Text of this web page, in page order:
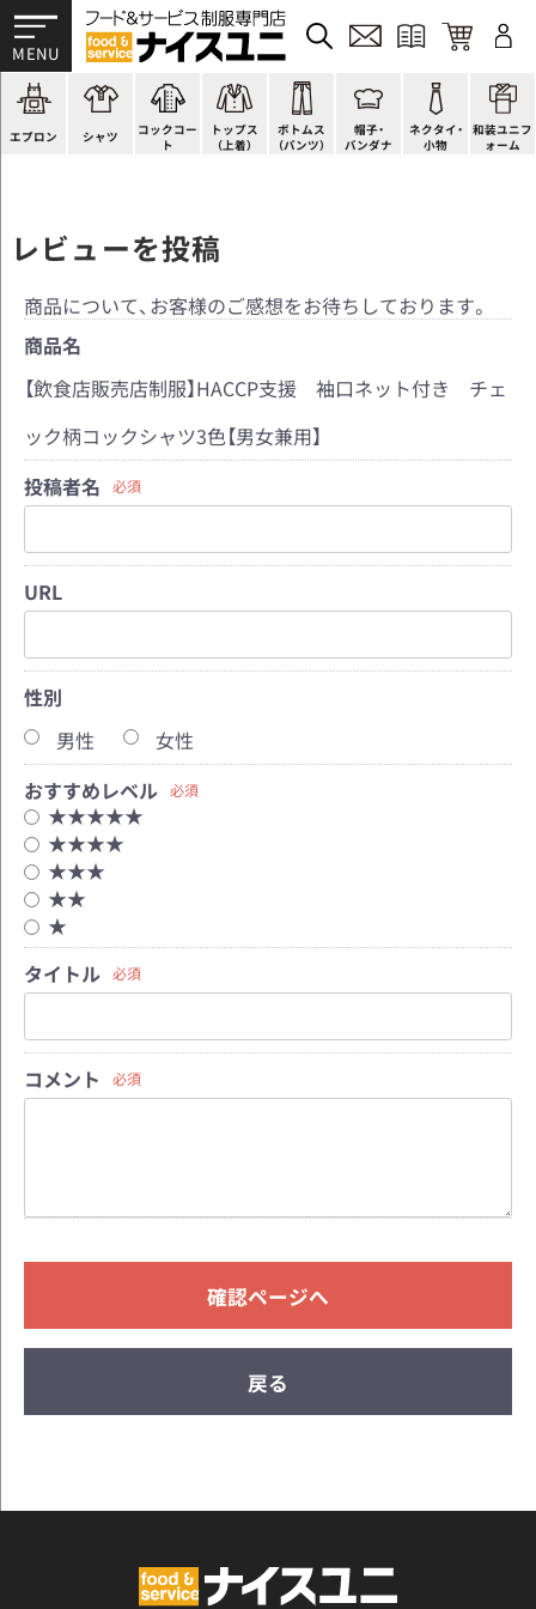
エプロン
かぶり型
スモック風
厨房用
ラップエプロン
シャツ
ピンタック
Tシャツ
ポロシャツ
和風シャツ(Asian)コックコー
ト
ショップコート
スタンダード
ファッション
キッズ
トップス
（上着）
法被(はっぴ)
調理白衣
カットソー
ジャンバー
ボトムス
（パンツ）
イージーパンツ
ワンピース
厨房シューズ
フロアシューズ
帽子・
バンダナ
洋帽子
コック帽
衛生帽子
ヘアネット
ネクタイ・
小物
ネクタイ
蝶ネクタイ
リボン・スカーフ
クロスタイ
和装ユニフ
ォーム
帯
草履、足袋など
着付小物
きもの
レビューを投稿
商品について、お客様のご感想をお待ちしております。
商品名
【飲食店販売店制服】HACCP支援 袖口ネット付き チェ
ック柄コックシャツ3色【男女兼用】
投稿者名
必須
URL
性別
男性
女性
おすすめレベル 必須
★★★★★
★★★★
★★★
★★
★
タイトル 必須
コメント 必須
確認ページへ
戻る